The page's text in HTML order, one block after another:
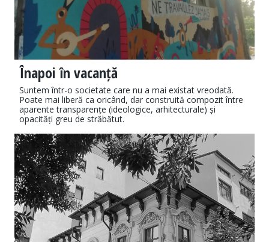
Înapoi în vacanță
Suntem într-o societate care nu a mai existat vreodată.
Poate mai liberă ca oricând, dar construită compozit între
aparente transparențe (ideologice, arhitecturale) și
opacități greu de străbătut.